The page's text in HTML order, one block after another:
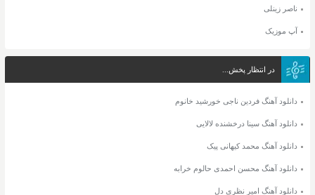
ناصر زینلی
آپ موزیک
در انتظار پخش...
دانلود آهنگ فردین ناجی خورشید خانوم
دانلود آهنگ سینا درخشنده لالایی
دانلود آهنگ محمد کیهانی پیک
دانلود آهنگ محسن احمدی حالوم خرابه
دانلود آهنگ امیر نظری دل